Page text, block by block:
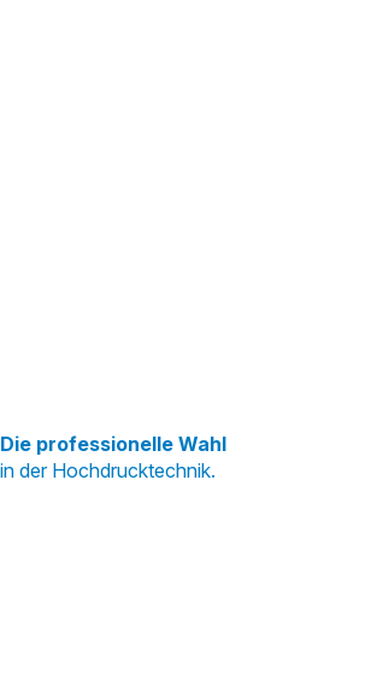
Die professionelle Wahl
in der Hochdrucktechnik.